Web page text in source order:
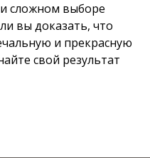
сложном выборе
вы доказать, что
и прекрасную
свой результат